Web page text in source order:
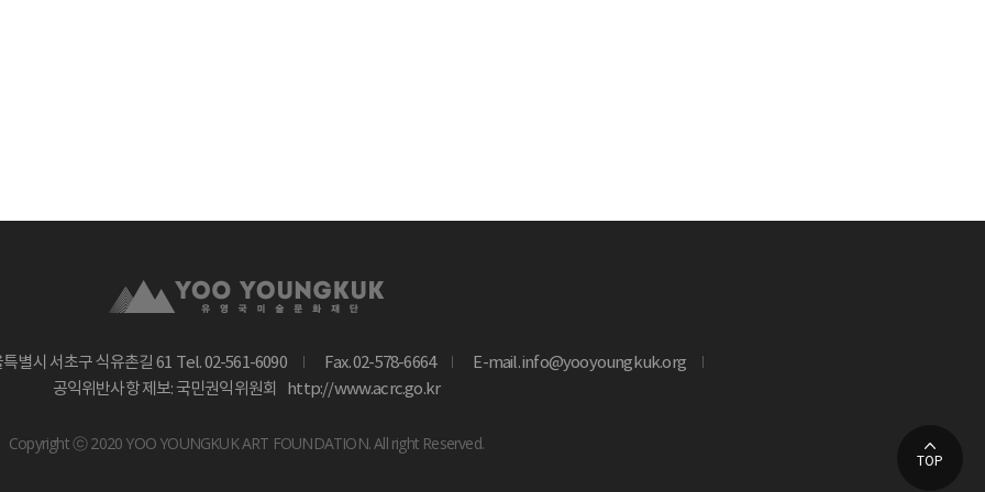
특별시 서초구 식유촌길 61 Tel. 02-561-6090 Fax. 02-578-6664
E-mail. info@yooyoungkuk.org
공익위반사항 제보: 국민권익위원회
http://www.acrc.go.kr
Copyright ⓒ 2020 YOO YOUNGKUK ART FOUNDATION. All right Reserved.
TOP